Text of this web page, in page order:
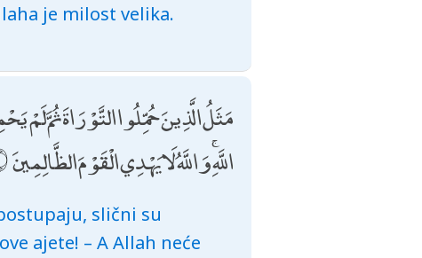
je milost velika.
مَثَلُ الَّذِينَ حُمِّلُوا التَّوْرَاةَ ثُمَّ
اللَّهِ ۚ وَاللَّهُ لَا يَهْدِي الْقَوْمَ الظَّالِمِينَ
slični su
ajete! – A Allah neće